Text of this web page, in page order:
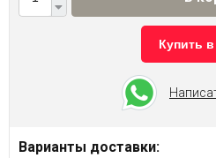
Купить
Варианты доставки: